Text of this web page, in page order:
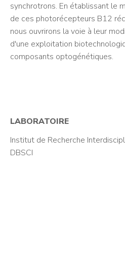
synchrotrons. En établissant le
de ces photorécepteurs B12
nous ouvrirons la voie à leur
d'une exploitation
composants optogénétiques.
LABORATOIRE
Institut de Recherche
DBSCI